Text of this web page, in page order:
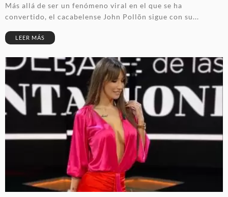
Más allá de ser un fenómeno viral en el que se ha
convertido, el cacabelense John Pollõn sigue con su...
LEER MÁS